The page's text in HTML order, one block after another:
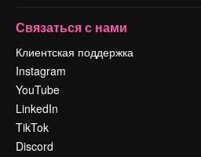
Связаться с нами
Клиентская поддержка
Instagram
YouTube
LinkedIn
TikTok
Discord